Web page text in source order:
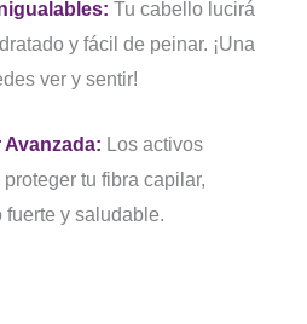
Tu cabello lucirá
y fácil de peinar. ¡Una
ver y sentir!
Los activos
tu fibra capilar,
y saludable.